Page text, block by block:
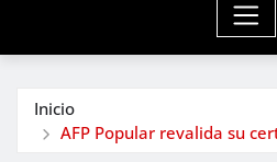
Inicio
AFP Popular revalida su